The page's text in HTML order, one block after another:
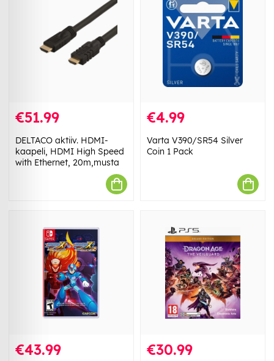
€51.99
DELTACO aktiiv. HDMI-
kaapeli, HDMI High Speed
with Ethernet, 20m,musta
€4.99
Varta V390/SR54 Silver
Coin 1 Pack
€43.99 €30.99